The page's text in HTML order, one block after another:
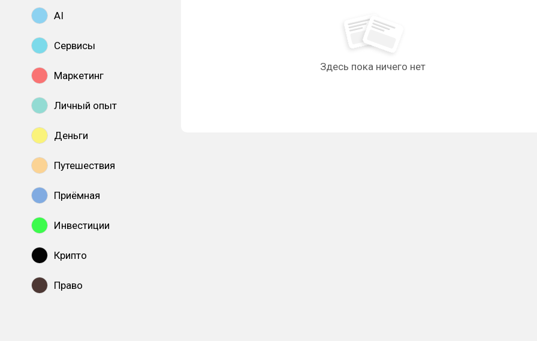
AI
Сервисы
Маркетинг
Личный опыт
Деньги
Путешествия
Приёмная
Инвестиции
Крипто
Право
Здесь пока ничего нет